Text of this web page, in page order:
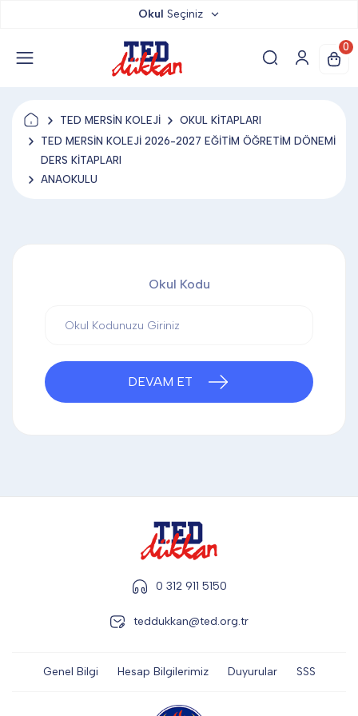
TED YAYINLARI
TED LOKUM
TERMOS & FİNCAN
Okul Seçiniz
0
TED MERSİN KOLEJİ
OKUL KİTAPLARI
TED MERSİN KOLEJİ 2026-2027 EĞİTİM ÖĞRETİM DÖNEMİ
DERS KİTAPLARI
ANAOKULU
Okul Kodu
DEVAM ET
0 312 911 5150
teddukkan@ted.org.tr
Genel Bilgi Hesap Bilgilerimiz Duyurular SSS